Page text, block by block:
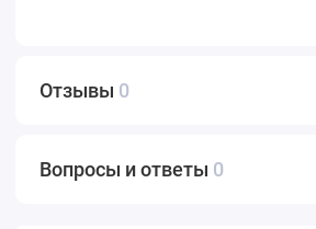
Отзывы 0
Вопросы и ответы 0